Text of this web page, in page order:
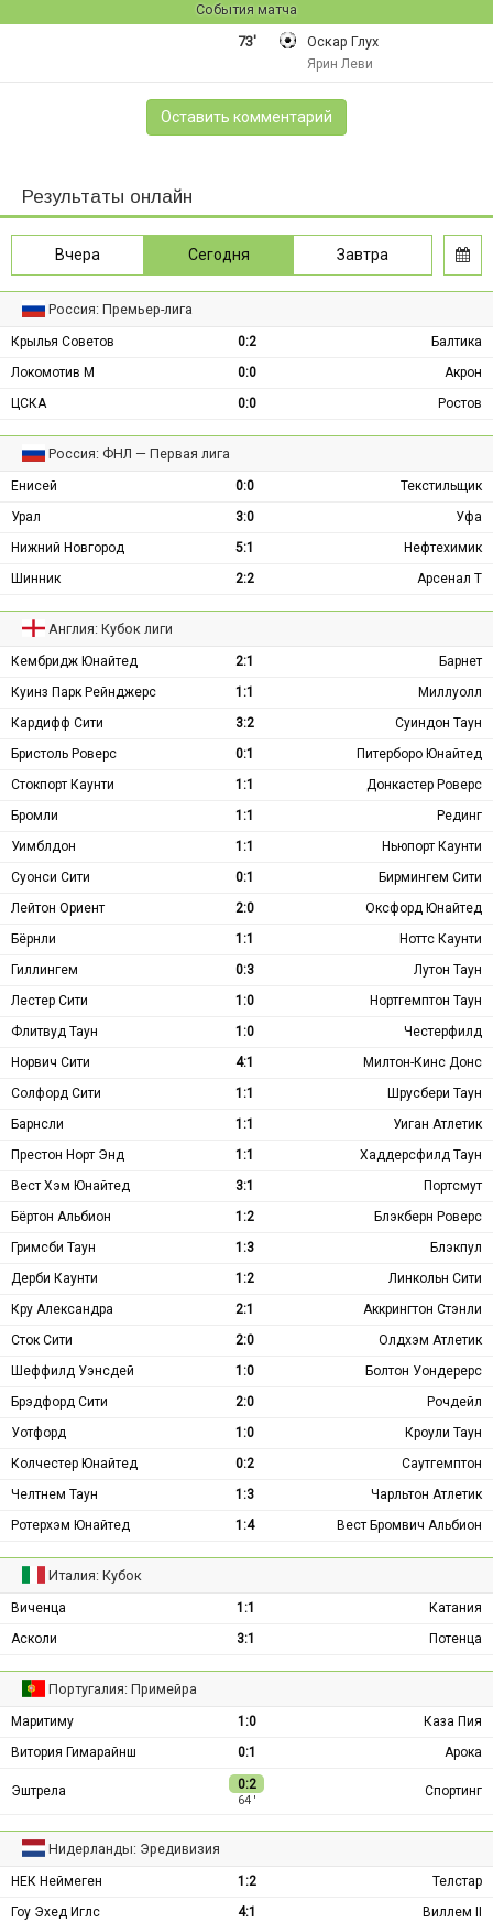
События матча
73'
Оскар Глух
Ярин Леви
Оставить комментарий
Результаты онлайн
Вчера Сегодня Завтра
Россия: Премьер-лига
Крылья Советов 0:2
Балтика
Локомотив М
0:0
Акрон
ЦСКА
0:0 Ростов
Россия: ФНЛ — Первая лига
Енисей 0:0
Текстильщик
Урал
3:0
Уфа
Нижний Новгород
5:1
Нефтехимик
Шинник
2:2 Арсенал Т
Англия: Кубок лиги
Кембридж Юнайтед 2:1
Барнет
Куинз Парк Рейнджерс
1:1
Миллуолл
Кардифф Сити
3:2
Суиндон Таун
Бристоль Роверс
0:1
Питерборо Юнайтед
Стокпорт Каунти
1:1
Донкастер Роверс
Бромли
1:1
Рединг
Уимблдон
1:1
Ньюпорт Каунти
Суонси Сити
0:1
Бирмингем Сити
Лейтон Ориент
2:0
Оксфорд Юнайтед
Бёрнли
1:1
Ноттс Каунти
Гиллингем
0:3
Лутон Таун
Лестер Сити
1:0
Нортгемптон Таун
Флитвуд Таун
1:0
Честерфилд
Норвич Сити
4:1
Милтон-Кинс Донс
Солфорд Сити
1:1
Шрусбери Таун
Барнсли
1:1
Уиган Атлетик
Престон Норт Энд
1:1
Хаддерсфилд Таун
Вест Хэм Юнайтед
3:1
Портсмут
Бёртон Альбион
1:2
Блэкберн Роверс
Гримсби Таун
1:3
Блэкпул
Дерби Каунти
1:2
Линкольн Сити
Кру Александра
2:1
Аккрингтон Стэнли
Сток Сити
2:0
Олдхэм Атлетик
Шеффилд Уэнсдей
1:0
Болтон Уондерерс
Брэдфорд Сити
2:0
Рочдейл
Уотфорд
1:0
Кроули Таун
Колчестер Юнайтед
0:2
Саутгемптон
Челтнем Таун
1:3
Чарльтон Атлетик
Ротерхэм Юнайтед
1:4 Вест Бромвич Альбион
Италия: Кубок
Виченца 1:1
Катания
Асколи
3:1 Потенца
Португалия: Примейра
Маритиму 1:0
Каза Пия
Витория Гимарайнш
0:1 Арока
Эштрела 0:2
64 ′
Спортинг
Нидерланды: Эредивизия
НЕК Неймеген 1:2
Телстар
Гоу Эхед Иглс
4:1 Виллем II